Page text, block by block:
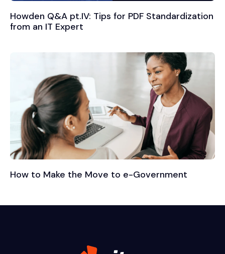
Howden Q&A pt.IV: Tips for PDF Standardization
from an IT Expert
How to Make the Move to e-Government